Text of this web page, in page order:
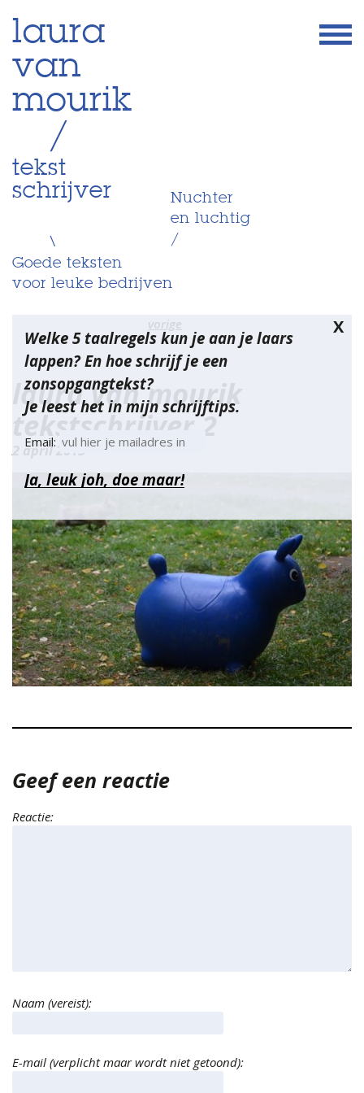
Skip
to
content
laura
van
mourik
/
tekst
schrijver
\
Nuchter
en luchtig
/
Goede teksten
voor leuke bedrijven
X
Welke 5 taalregels kun je aan je laars
lappen? En hoe schrijf je een
zonsopgangtekst?
Je leest het in mijn schrijftips.
Email:
Bericht
navigatie
vorige
laura van mourik
tekstschrijver 2
2 april 2015
Geef een reactie
Reactie:
Naam (vereist):
E-mail (verplicht maar wordt niet getoond):